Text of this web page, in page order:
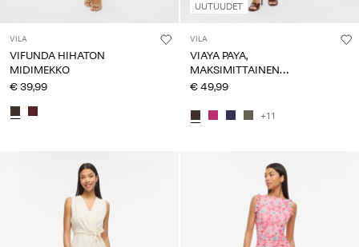
VILA
VIFUNDA HIHATON
MIDIMEKKO
€ 39,99
UUTUUDET
VILA
VIAYA PAYA,
MAKSIMITTAINEN
PAITAMEKKO
€ 49,99
+11